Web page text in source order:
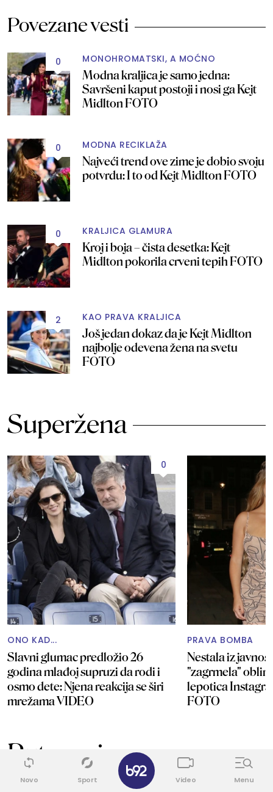
Povezane vesti
0 MONOHROMATSKI, A MOĆNO
Modna kraljica je samo jedna:
Savršeni kaput postoji i nosi ga Kejt
Midlton FOTO
0 MODNA RECIKLAŽA
Najveći trend ove zime je dobio svoju
potvrdu: I to od Kejt Midlton FOTO
0 KRALJICA GLAMURA
Kroj i boja – čista desetka: Kejt
Midlton pokorila crveni tepih FOTO
2 KAO PRAVA KRALJICA
Još jedan dokaz da je Kejt Midlton
najbolje odevena žena na svetu
FOTO
Superžena
0
ONO KAD...
Slavni glumac predložio 26
godina mlađoj supruzi da rodi i
osmo dete: Njena reakcija se širi
mrežama VIDEO
PRAVA BOMBA
Nestala iz
"zagrmela"
lepotica
FOTO
Putovanja
Novo Sport Video Menu
✕